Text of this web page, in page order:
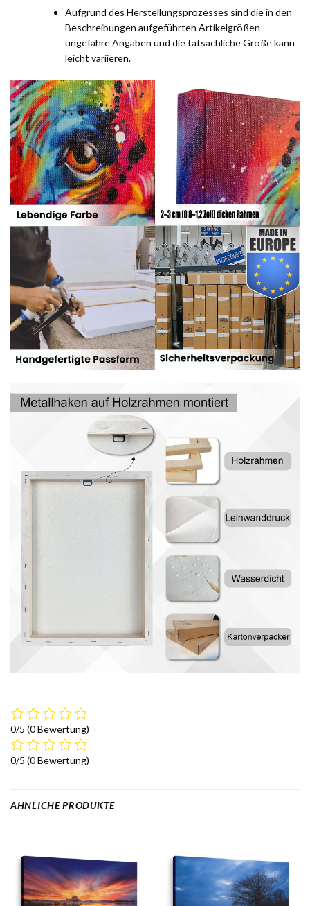
Aufgrund des Herstellungsprozesses sind die in den
Beschreibungen aufgeführten Artikelgrößen
ungefähre Angaben und die tatsächliche Größe kann
leicht variieren.
0/5 (0 Bewertung)
0/5 (0 Bewertung)
ÄHNLICHE PRODUKTE